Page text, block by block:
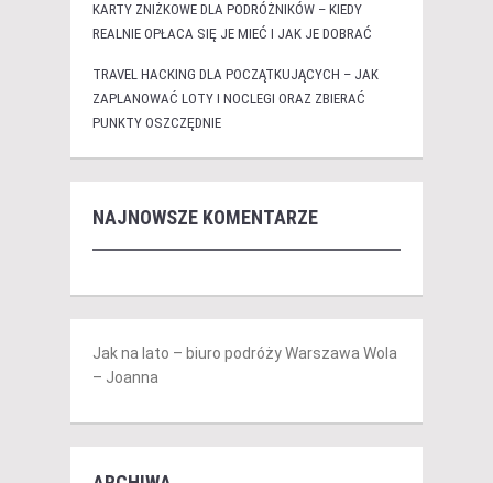
KARTY ZNIŻKOWE DLA PODRÓŻNIKÓW – KIEDY
REALNIE OPŁACA SIĘ JE MIEĆ I JAK JE DOBRAĆ
TRAVEL HACKING DLA POCZĄTKUJĄCYCH – JAK
ZAPLANOWAĆ LOTY I NOCLEGI ORAZ ZBIERAĆ
PUNKTY OSZCZĘDNIE
NAJNOWSZE KOMENTARZE
Jak na lato – biuro podróży Warszawa Wola
– Joanna